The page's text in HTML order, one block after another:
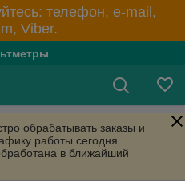
телефон, e-mail,
Viber.
обрабатывать заказы и
работы сегодня
в ближайший